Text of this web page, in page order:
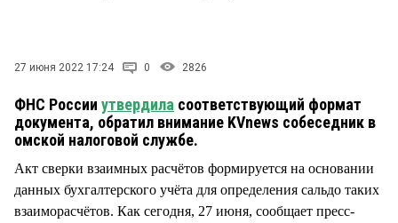
27 июня 2022 17:24 0 2826
ФНС России утвердила соответствующий формат
документа, обратил внимание KVnews собеседник в
омской налоговой службе.
Акт сверки взаимных расчётов формируется на основании
данных бухгалтерского учёта для определения сальдо таких
взаиморасчётов. Как сегодня, 27 июня, сообщает пресс-